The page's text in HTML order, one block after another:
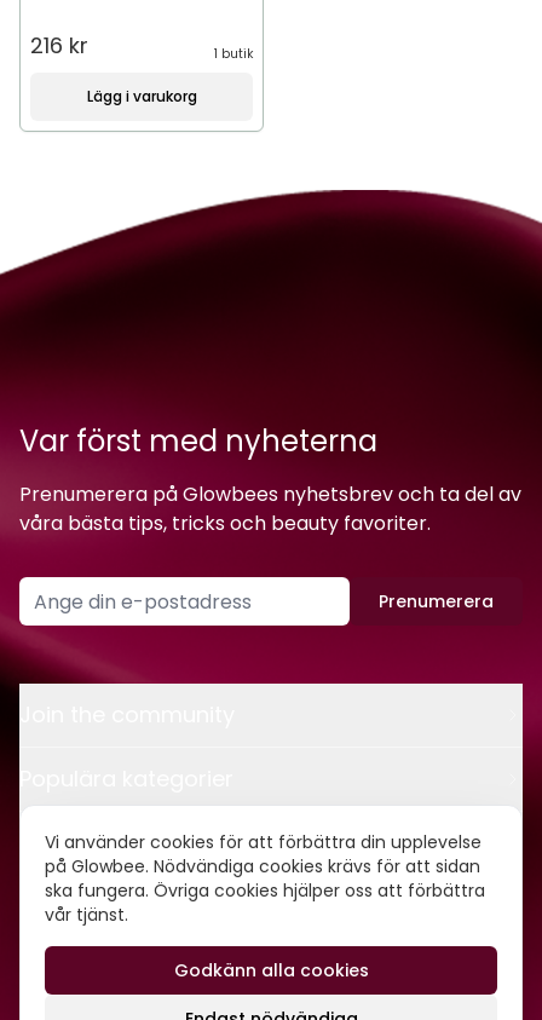
Vi använder cookies för att förbättra din upplevelse
på Glowbee. Nödvändiga cookies krävs för att sidan
ska fungera. Övriga cookies hjälper oss att förbättra
vår tjänst.
Godkänn alla cookies
216 kr 1 butik
Lägg i varukorg
Var först med nyheterna
Prenumerera på Glowbees nyhetsbrev och ta del av
våra bästa tips, tricks och beauty favoriter.
Prenumerera
Kontakt
Om oss
©2026Glowbee AB • Org.nr: 559540-5837